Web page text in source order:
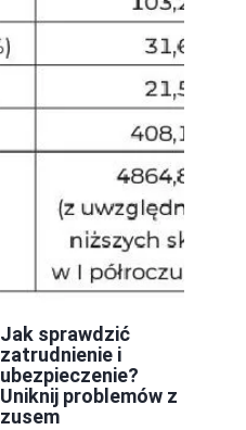
Jak sprawdzić
zatrudnienie i
ubezpieczenie?
Uniknij problemów z
zusem